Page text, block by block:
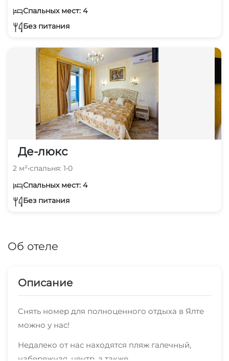
Спальных мест: 4
Без питания
Де-люкс
2 м²•спальня: 1•0
Спальных мест: 4
Без питания
Об отеле
Описание
Снять номер для полноценного отдыха в Ялте
можно у нас!
Недалеко от нас находятся пляж галечный,
набережная, центр, а также